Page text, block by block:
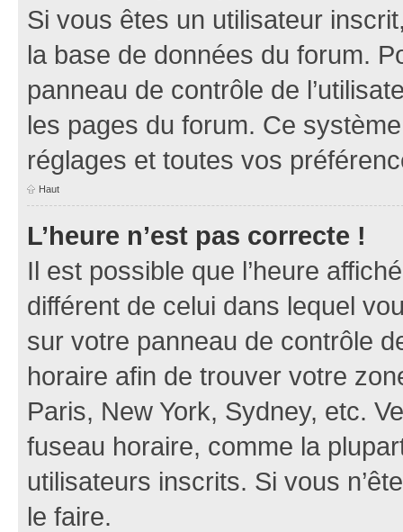
Si vous êtes un utilisateur
la base de données du forum.
panneau de contrôle de
les pages du forum. Ce
réglages et toutes vos
Haut
L’heure n’est pas correcte !
Il est possible que l’heure
différent de celui dans lequel
sur votre panneau de contrôle
horaire afin de trouver votre
Paris, New York, Sydney, etc.
fuseau horaire, comme la
utilisateurs inscrits. Si vous
le faire.